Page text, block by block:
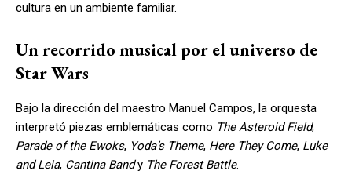
cultura en un ambiente familiar.
Un recorrido musical por el universo de
Star Wars
Bajo la dirección del maestro Manuel Campos, la orquesta
interpretó piezas emblemáticas como The Asteroid Field,
Parade of the Ewoks, Yoda’s Theme, Here They Come, Luke
and Leia, Cantina Bandy The Forest Battle.